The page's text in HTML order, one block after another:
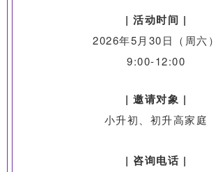
| 活动时间 |
2026年5月30日（周六）
9:00-12:00
| 邀请对象 |
小升初、初升高家庭
| 咨询电话 |